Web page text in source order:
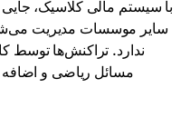
با سیستم مالی کلاسیک،
سایر موسسات مدیریت
ندارد. تراکنش‌ها توسط
مسائل ریاضی و اضافه